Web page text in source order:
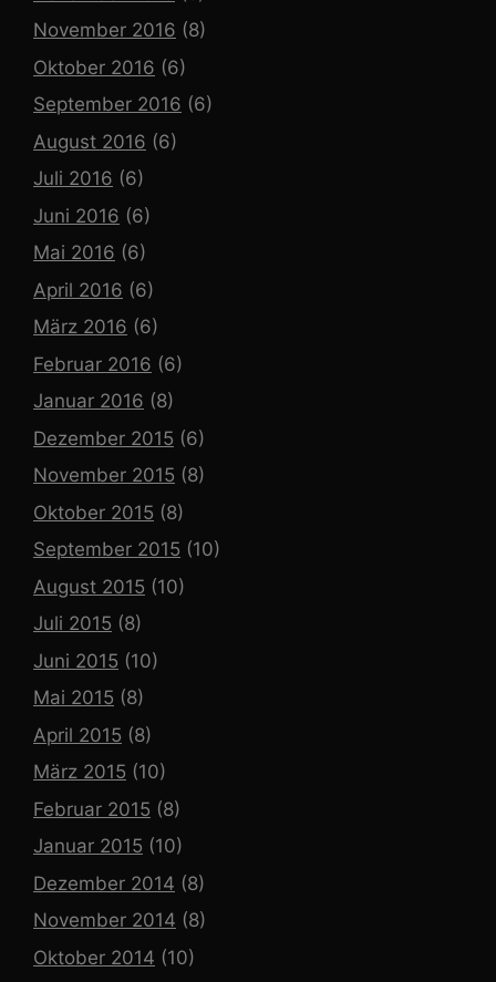
November 2016 (8)
Oktober 2016 (6)
September 2016 (6)
August 2016 (6)
Juli 2016 (6)
Juni 2016 (6)
Mai 2016 (6)
April 2016 (6)
März 2016 (6)
Februar 2016 (6)
Januar 2016 (8)
Dezember 2015 (6)
November 2015 (8)
Oktober 2015 (8)
September 2015 (10)
August 2015 (10)
Juli 2015 (8)
Juni 2015 (10)
Mai 2015 (8)
April 2015 (8)
März 2015 (10)
Februar 2015 (8)
Januar 2015 (10)
Dezember 2014 (8)
November 2014 (8)
Oktober 2014 (10)